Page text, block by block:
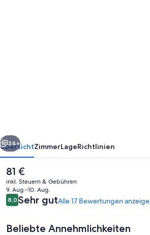
Weiter
34+
ÜbersichtZimmerLageRichtlinien
Der
aktuelle
Preis
beträgt
81 €.
81 €
inkl. Steuern & Gebühren
9. Aug.–10. Aug.
Bewertungen
8,08,0 von 10.
Sehr gutAlle 17 Bewertungen
Beliebte Annehmlichkeiten